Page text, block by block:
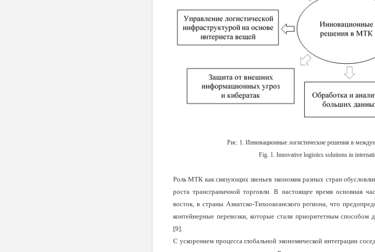
Рис. 1. Инновационные логистические решения в
Fig. 1. Innovative logistics solutions in
Роль МТК как связующих звеньев экономик разных стран
роста трансграничной торговли. В настоящее время основная
восток, в страны Азиатско-Тихоокеанского региона, что
контейнерные перевозки, которые стали приоритетным способом
[9].
С ускорением процесса глобальной экономической интеграции